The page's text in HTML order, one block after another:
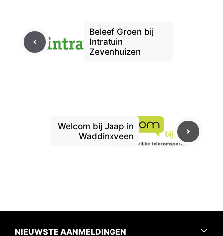
Beleef Groen bij
Intratuin
Zevenhuizen
Welcom bij Jaap in
Waddinxveen
NIEUWSTE AANMELDINGEN